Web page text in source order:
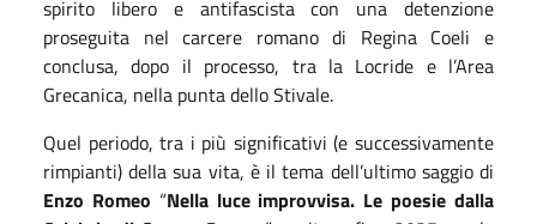
spirito libero e antifascista con una detenzione
proseguita nel carcere romano di Regina Coeli e
conclusa, dopo il processo, tra la Locride e l’Area
Grecanica, nella punta dello Stivale.
Quel periodo, tra i più significativi (e successivamente
rimpianti) della sua vita, è il tema dell’ultimo saggio di
Enzo Romeo “Nella luce improvvisa. Le poesie dalla